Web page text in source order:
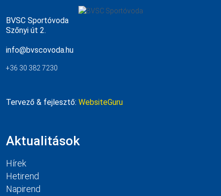
BVSC Sportóvoda
Szőnyi út 2.
info@bvscovoda.hu
+36 30 382 7230
Tervező & fejlesztő: WebsiteGuru
Aktualitások
Hírek
Hetirend
Napirend